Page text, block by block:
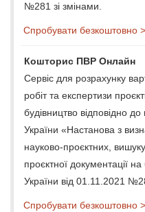
№281 зі змінами.
Спробувати безкоштовно
Кошторис ПВР Онлайн
Сервіс для розрахунку
робіт та експертизи
будівництво відповідно
України «Настанова з
науково-проєктних,
проєктної документації
України від 01.11.2021
Спробувати безкоштовно